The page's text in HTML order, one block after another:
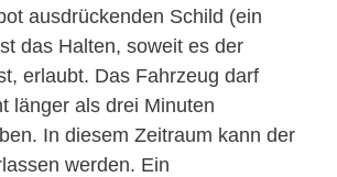
ausdrückenden Schild (ein
das Halten, soweit es der
erlaubt. Das Fahrzeug darf
länger als drei Minuten
In diesem Zeitraum kann der
werden. Ein